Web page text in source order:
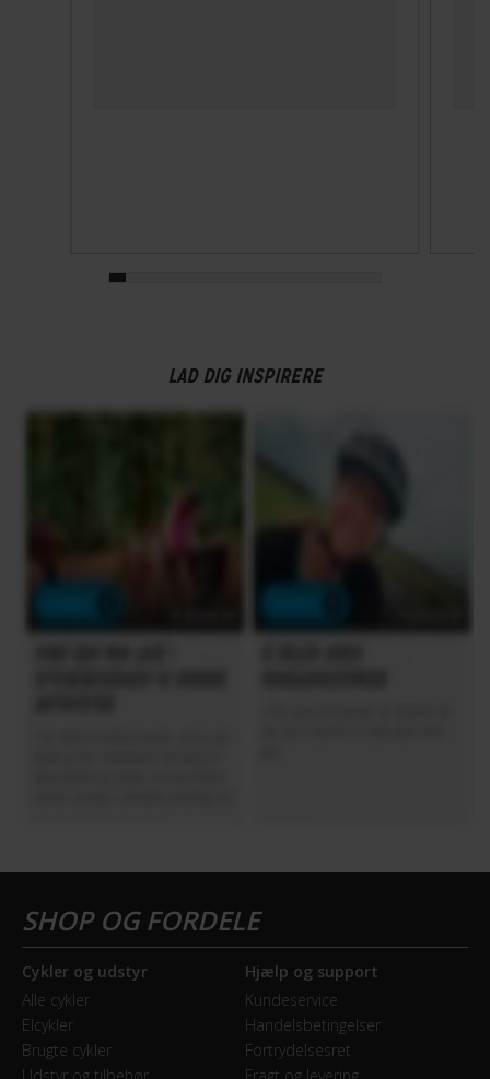
LAD DIG INSPIRERE
Cykler og udstyr
Alle cykler
Elcykler
Brugte cykler
Hjælp og support
Kundeservice
Handelsbetingelser
Fortrydelsesret